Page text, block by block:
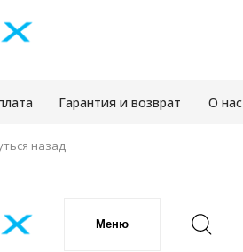
Гарантия и возврат О нас
назад
Меню